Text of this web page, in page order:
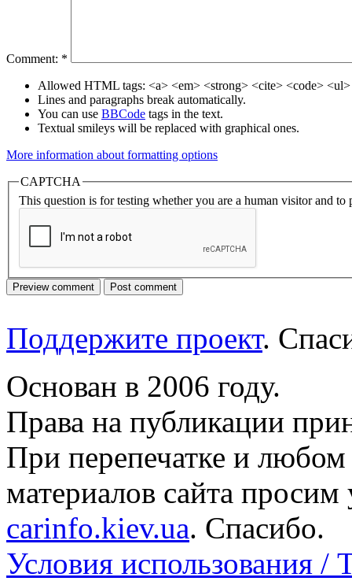
Comment: *
Allowed HTML tags: <a> <em> <strong> <cite> <code>
Lines and paragraphs break automatically.
You can use BBCode tags in the text.
Textual smileys will be replaced with graphical ones.
More information about formatting options
CAPTCHA
This question is for testing whether you are a human visitor and to
Поддержите проект.
Основан в 2006 году.
Права на публикации
При перепечатке и
материалов сайта просим
carinfo.kiev.ua. Спасибо.
Условия использования /